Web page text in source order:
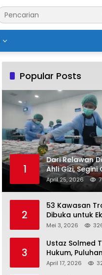
Popular Posts
1
Dari Relawan
Ahli Gizi, Segini
Program MBG
Hampir Sejuta
April 25, 2026
2
53 Kawasan
Dibuka untuk
2026,
Mei 3, 2026
3
Ustaz Solmed
Hukum,
dan Instagram
April 17, 2026